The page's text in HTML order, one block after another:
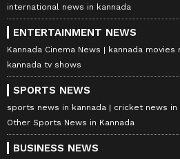
international news in kannada
ENTERTAINMENT NEWS
Kannada Cinema News kannada movies
kannada tv shows
SPORTS NEWS
sports news in kannada
cricket news in
Other Sports News in Kannada
BUSINESS NEWS